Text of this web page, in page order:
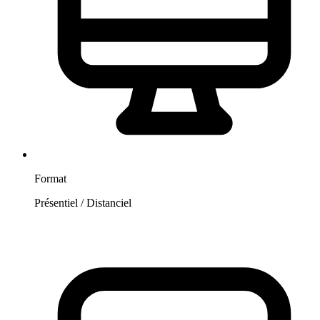
Format
Présentiel / Distanciel